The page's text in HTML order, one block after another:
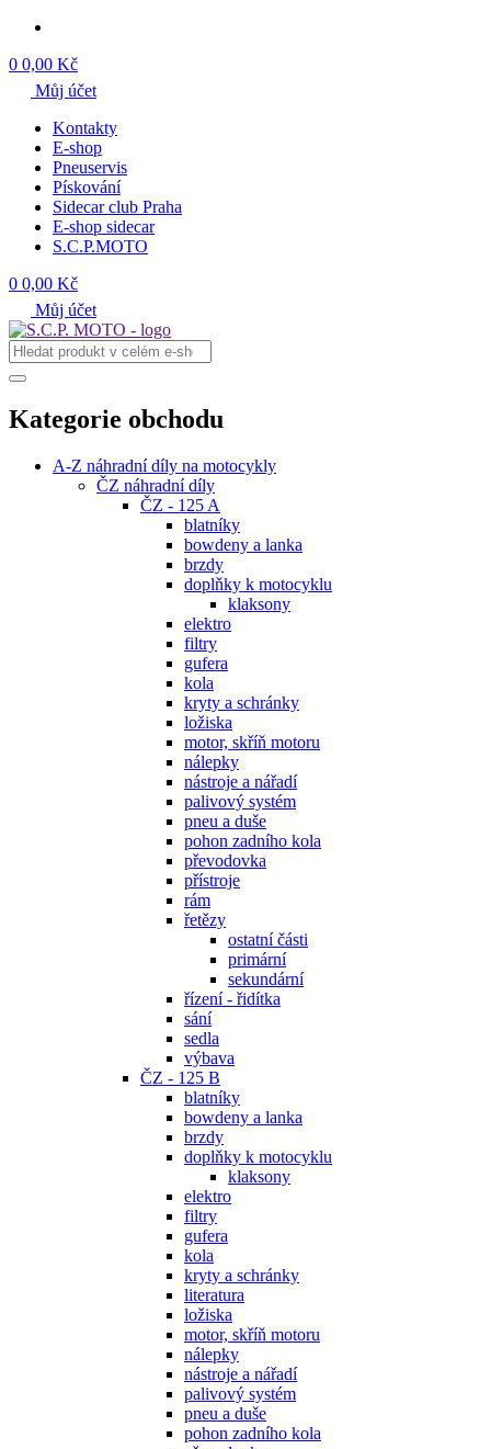
0 0,00 Kč
Můj účet
Kontakty
E-shop
Pneuservis
Pískování
Sidecar club Praha
E-shop sidecar
S.C.P.MOTO
0 0,00 Kč
Můj účet
Kategorie obchodu
A-Z náhradní díly na motocykly
ČZ náhradní díly
ČZ - 125 A
blatníky
bowdeny a lanka
brzdy
doplňky k motocyklu
klaksony
elektro
filtry
gufera
kola
kryty a schránky
ložiska
motor, skříň motoru
nálepky
nástroje a nářadí
palivový systém
pneu a duše
pohon zadního kola
převodovka
přístroje
rám
řetězy
ostatní části
primární
sekundární
řízení - řidítka
sání
sedla
výbava
ČZ - 125 B
blatníky
bowdeny a lanka
brzdy
doplňky k motocyklu
klaksony
elektro
filtry
gufera
kola
kryty a schránky
literatura
ložiska
motor, skříň motoru
nálepky
nástroje a nářadí
palivový systém
pneu a duše
pohon zadního kola